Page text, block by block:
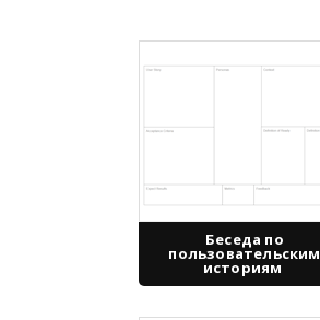
Беседа по
пользовательским
историям